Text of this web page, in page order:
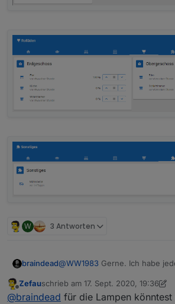
W 3 Antworten
braindead@WW1983 Gerne. Ich habe
Offline
Zefauschrieb am 17. Sept. 2020, 19:36
zuletzt editiert von Zefau
@braindead für die Lampen